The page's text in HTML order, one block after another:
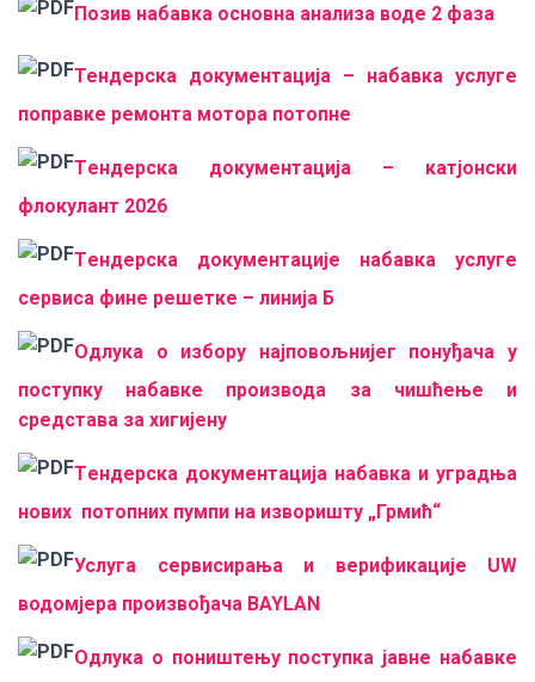
Позив набавка основна анализа воде 2 фаза
Тендерска документација – набавка услуге
поправке ремонта мотора потопне
Tендерска документација – катјонски
флокулант 2026
Tендерска документације набавка услуге
сервиса фине решетке – линија Б
Одлука о избору најповољнијег понуђача у
поступку набавке производа за чишћење и
средстава за хигијену
Tендерска документација набавка и уградња
нових потопних пумпи на изворишту „Грмић“
Услуга сервисирања и верификације UW
водомјера произвођача BAYLAN
Одлука о поништењу поступка јавне набавке